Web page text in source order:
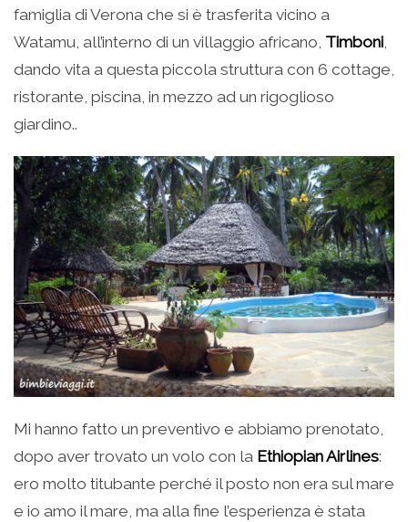
famiglia di Verona che si è trasferita vicino a
Watamu, all’interno di un villaggio africano, Timboni
dando vita a questa piccola struttura con 6 cottage,
ristorante, piscina, in mezzo ad un rigoglioso
giardino..
Mi hanno fatto un preventivo e abbiamo prenotato,
dopo aver trovato un volo con la Ethiopian Airlines:
ero molto titubante perché il posto non era sul mare
e io amo il mare, ma alla fine l’esperienza è stata